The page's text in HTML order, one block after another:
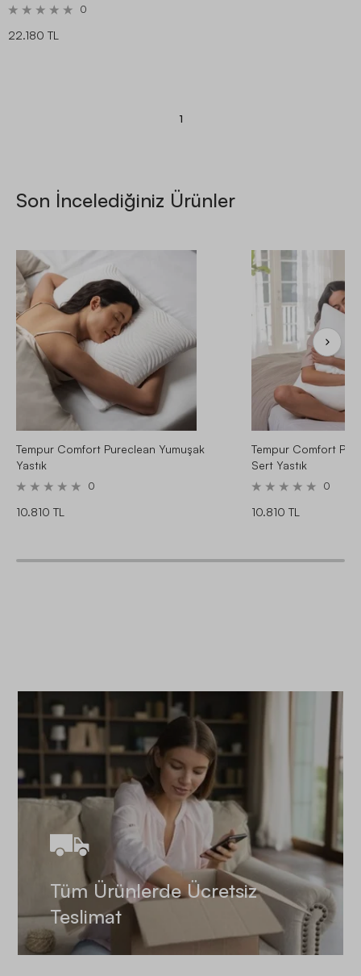
0
22.180 TL
1
Son İncelediğiniz Ürünler
Tempur Comfort Pureclean Yumuşak
Yastık
0
10.810 TL
Tempur Comfort
Sert Yastık
0
10.810 TL
Tüm Ürünlerde Ücretsiz
Teslimat